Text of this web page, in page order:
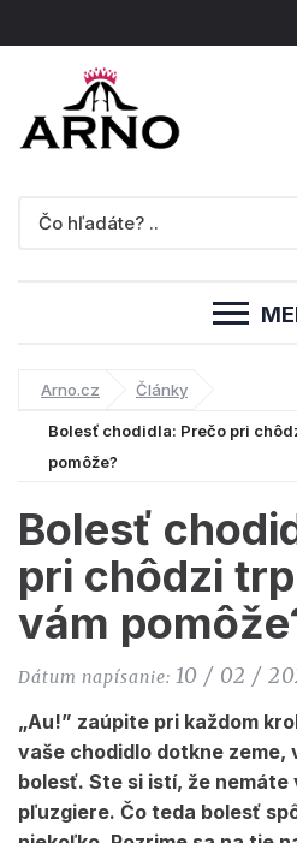
Arno.cz Články
Bolesť chodidla: Prečo pri
pomôže?
Bolesť
pri chôdzi
vám
Dátum napísanie: 10 / 02 /
„Au!” zaúpite pri každom
vaše chodidlo dotkne zeme,
bolesť. Ste si istí, že
pľuzgiere. Čo teda bolesť